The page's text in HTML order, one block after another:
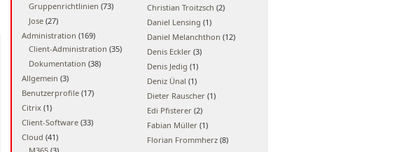
Gruppenrichtlinien (73)
Jose (27)
Administration (169)
Client-Administration (35)
Dokumentation (38)
Allgemein (3)
Benutzerprofile (17)
Citrix (1)
Client-Software (33)
Cloud (41)
Christian Troitzsch (2)
Daniel Lensing (1)
Daniel Melanchthon (12)
Denis Eckler (3)
Denis Jedig (1)
Deniz Ünal (1)
Dieter Rauscher (1)
Edi Pfisterer (2)
Fabian Müller (1)
Florian Frommherz (8)